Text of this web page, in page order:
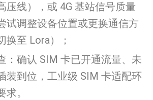
压线），或 4G 基站信号质量
试调整设备位置或更换通信方
换至 Lora）；
：确认 SIM 卡已开通流量、未
装到位，工业级 SIM 卡适配环
求。